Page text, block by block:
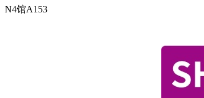
N4馆A153​